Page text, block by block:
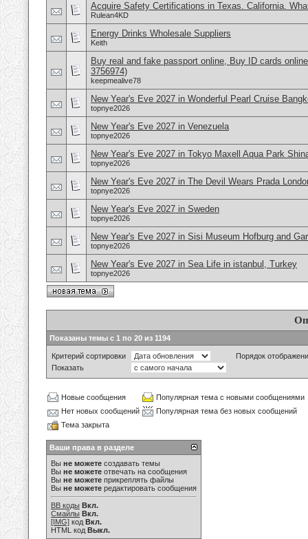
Acquire Safety Certifications in Texas. California.
Rulean4KD
Energy Drinks Wholesale Suppliers
Keith
Buy real and fake passport online, Buy ID cards
3756974)
keepmealive78
New Year's Eve 2027 in Wonderful Pearl Cruise
topnye2026
New Year's Eve 2027 in Venezuela
topnye2026
New Year's Eve 2027 in Tokyo Maxell Aqua Park
topnye2026
New Year's Eve 2027 in The Devil Wears Prada
topnye2026
New Year's Eve 2027 in Sweden
topnye2026
New Year's Eve 2027 in Sisi Museum Hofburg and
topnye2026
New Year's Eve 2027 in Sea Life in istanbul, Turkey
topnye2026
Показаны темы с 1 по 20 из 1194
Критерий сортировки
Порядок
Показать
Новые сообщения
Популярная тема с новыми сообщениями
Нет новых сообщений
Популярная тема без новых сообщений
Тема закрыта
Ваши права в разделе
Вы не можете создавать темы
Вы не можете отвечать на сообщения
Вы не можете прикреплять файлы
Вы не можете редактировать сообщения
BB коды Вкл.
Смайлы Вкл.
[IMG] код Вкл.
HTML код Выкл.